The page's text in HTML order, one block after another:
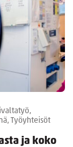
Työyhteisöt
ja koko